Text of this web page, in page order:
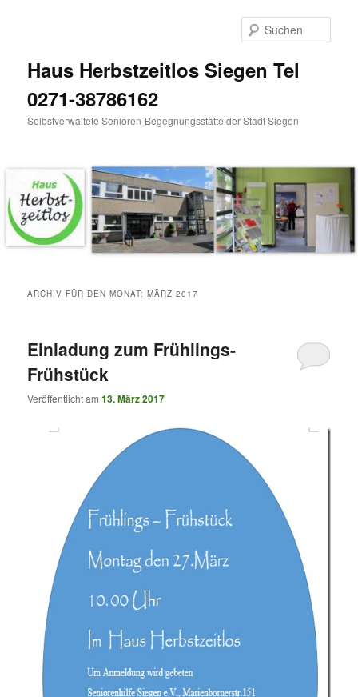
Haus Herbstzeitlos Siegen Tel
0271-38786162
Selbstverwaltete Senioren-Begegnungsstätte der Stadt Siegen
ARCHIV FÜR DEN MONAT:MÄRZ 2017
Einladung zum Frühlings-
Frühstück
Veröffentlicht am13. März 2017